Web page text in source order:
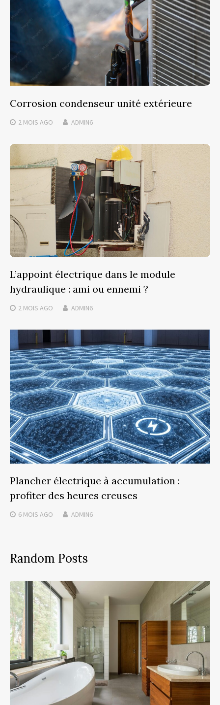
Corrosion condenseur unité extérieure
2 MOIS AGO ADMIN6
L’appoint électrique dans le module
hydraulique : ami ou ennemi ?
2 MOIS AGO ADMIN6
Plancher électrique à accumulation :
profiter des heures creuses
6 MOIS AGO ADMIN6
Random Posts